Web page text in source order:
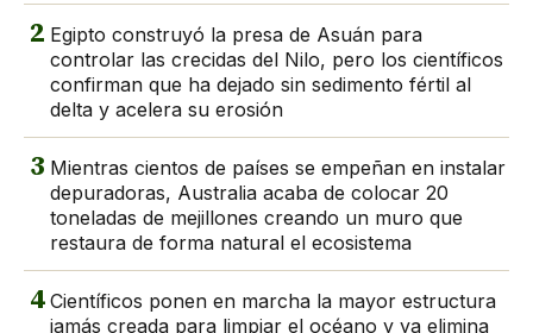
2 Egipto construyó la presa de Asuán para
controlar las crecidas del Nilo, pero los científicos
confirman que ha dejado sin sedimento fértil al
delta y acelera su erosión
3 Mientras cientos de países se empeñan en instalar
depuradoras, Australia acaba de colocar 20
toneladas de mejillones creando un muro que
restaura de forma natural el ecosistema
4 Científicos ponen en marcha la mayor estructura
jamás creada para limpiar el océano y ya elimina